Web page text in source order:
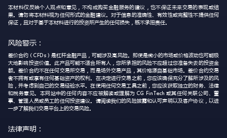
本材料仅反映个人观点和意见，不构成购买金融服务的建议，也不保证未来交易的表现或结
果。请勿将本材料视为任何形式的金融建议。对于信息的准确性、有效性或完整性不提供任何
保证，且对于基于本材料进行的投资所产生的任何损失，概不承担责任。
风险警示：
差价合约（CFDs）是杠杆金融产品，可能涉及高风险。即使是微小的市场或价格波动也可能极
大地影响投资价值。此产品可能不适合所有人，您所承担的风险不应超过您准备失去的投资金
额。差价合约不在任何交易所交易，而是场外交易产品，其价格源自基础市场。差价合约交易
者不拥有或享有任何基础资产的权利。在决定进行交易之前，您应该确保充分了解所涉及的风
险，并考虑到自己的交易经验水平。在使用任何交易工具之前，您应该获取独立的财务、法律
和税务意见。本网站中的任何内容不应被解读或理解为 CG FinTech 或其任何关联公司、董
事、管理人员或员工的任何投资建议。请阅读我们的风险披露和认可声明以及客户协议，以进
一步了解我们交易平台上的交易风险。
法律声明：